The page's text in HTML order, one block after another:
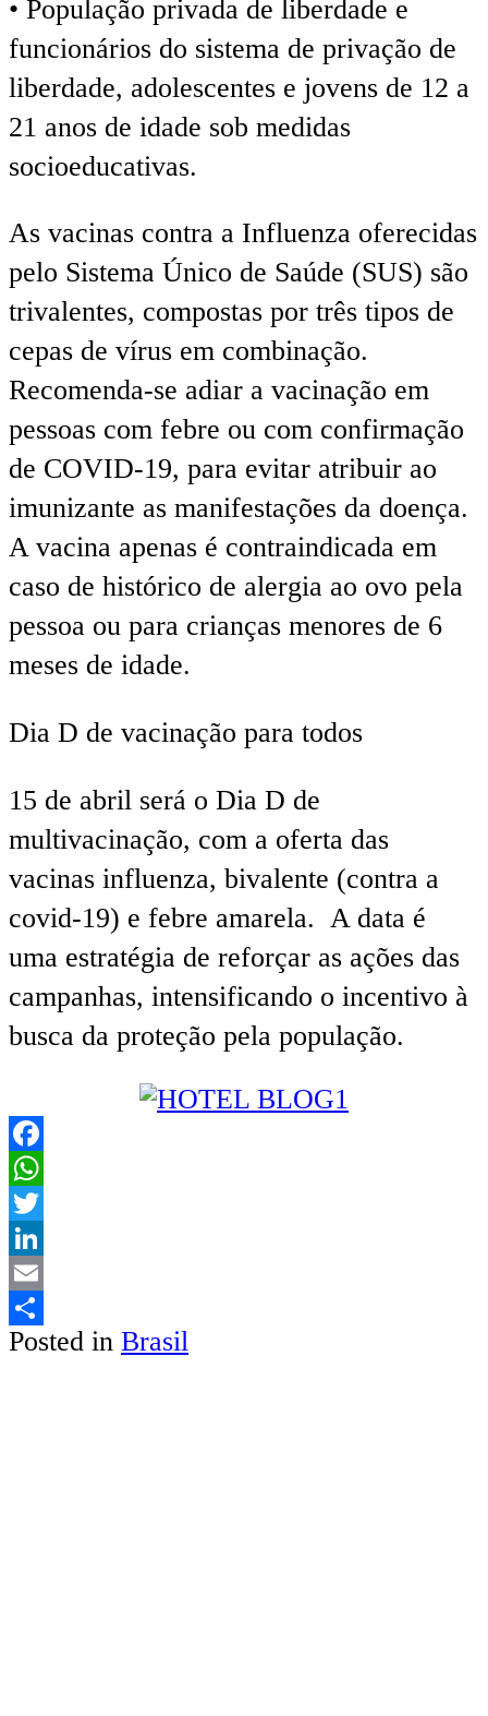
• População privada de liberdade e
funcionários do sistema de privação de
liberdade, adolescentes e jovens de 12 a
21 anos de idade sob medidas
socioeducativas.
As vacinas contra a Influenza oferecidas
pelo Sistema Único de Saúde (SUS) são
trivalentes, compostas por três tipos de
cepas de vírus em combinação.
Recomenda-se adiar a vacinação em
pessoas com febre ou com confirmação
de COVID-19, para evitar atribuir ao
imunizante as manifestações da doença.
A vacina apenas é contraindicada em
caso de histórico de alergia ao ovo pela
pessoa ou para crianças menores de 6
meses de idade.
Dia D de vacinação para todos
15 de abril será o Dia D de
multivacinação, com a oferta das
vacinas influenza, bivalente (contra a
covid-19) e febre amarela. A data é
uma estratégia de reforçar as ações das
campanhas, intensificando o incentivo à
busca da proteção pela população.
Facebook
WhatsApp
Twitter
LinkedIn
Email
Share
Posted in Brasil